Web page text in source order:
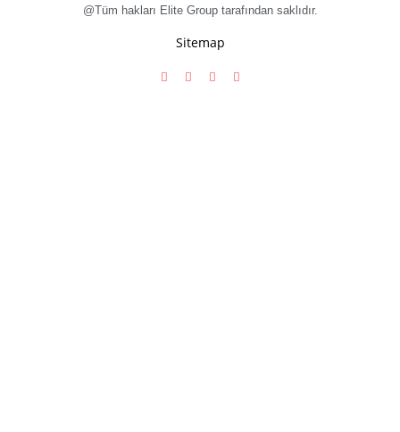
@Tüm hakları Elite Group tarafından saklıdır.
Sitemap